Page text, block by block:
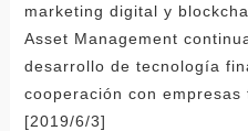
marketing digital y
Asset Management
desarrollo de tecnología
cooperación con empresas
[2019/6/3]